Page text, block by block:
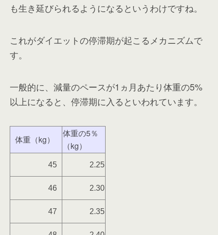
も生き延びられるようになるというわけですね。
これがダイエットの停滞期が起こるメカニズムで
す。
一般的に、減量のペースが1ヵ月あたり体重の5%
以上になると、停滞期に入るといわれています。
体重（kg）
体重の5％
（kg）
45 2.25
46 2.30
47 2.35